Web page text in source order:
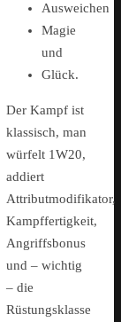
Ausweichen
Magie
und
Glück.
Der Kampf ist
klassisch, man
würfelt 1W20,
addiert
Attributmodifikator,
Kampffertigkeit,
Angriffsbonus
und – wichtig
– die
Rüstungsklasse